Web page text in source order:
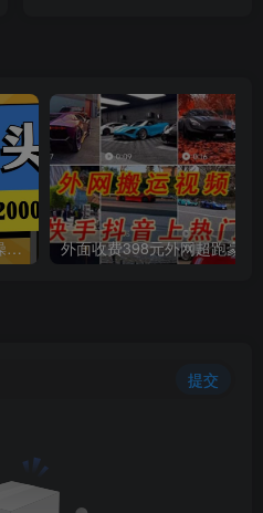
AI起号撸爆头条，小白也能操作，日入2000+
提交